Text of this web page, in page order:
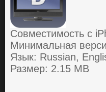
Совместимость с
Минимальная
Язык: Russian,
Размер: 2.15 MB